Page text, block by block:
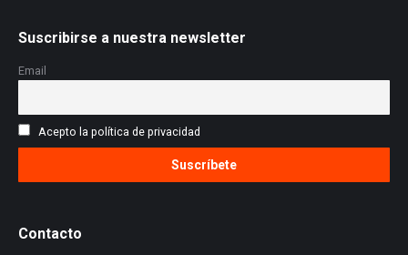
Suscribirse a nuestra newsletter
Email
Acepto la política de privacidad
Contacto